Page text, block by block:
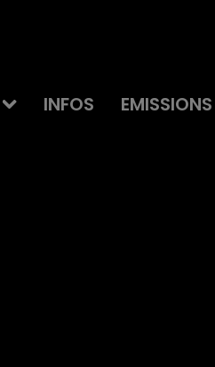
INFOS EMISSIONS